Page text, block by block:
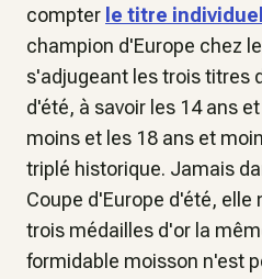
compter le titre
champion d'Europe chez
s'adjugeant les trois titres
d'été, à savoir les 14 ans
moins et les 18 ans et
triplé historique. Jamais
Coupe d'Europe d'été,
trois médailles d'or la
formidable moisson n'est